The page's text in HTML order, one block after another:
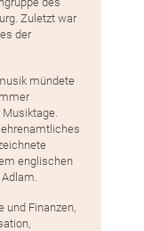
Zuletzt war
der
mündete
englischen
und Finanzen,